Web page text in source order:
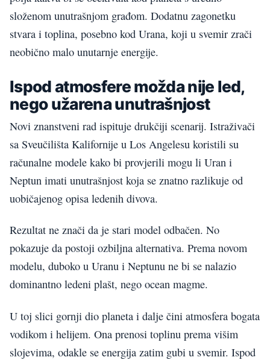
složenom unutrašnjom građom. Dodatnu zagonetku
stvara i toplina, posebno kod Urana, koji u svemir zrači
neobično malo unutarnje energije.
Ispod atmosfere možda nije led,
nego užarena unutrašnjost
Novi znanstveni rad ispituje drukčiji scenarij. Istraživači
sa Sveučilišta Kalifornije u Los Angelesu koristili su
računalne modele kako bi provjerili mogu li Uran i
Neptun imati unutrašnjost koja se znatno razlikuje od
uobičajenog opisa ledenih divova.
Rezultat ne znači da je stari model odbačen. No
pokazuje da postoji ozbiljna alternativa. Prema novom
modelu, duboko u Uranu i Neptunu ne bi se nalazio
dominantno ledeni plašt, nego ocean magme.
U toj slici gornji dio planeta i dalje čini atmosfera bogata
vodikom i helijem. Ona prenosi toplinu prema višim
slojevima, odakle se energija zatim gubi u svemir. Ispod